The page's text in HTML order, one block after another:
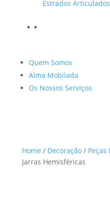
Estrados Articulados
Quem Somos
Alma Mobilada
Os Nossos Serviços
Home / Decoração/ Peças
Jarras Hemisféricas